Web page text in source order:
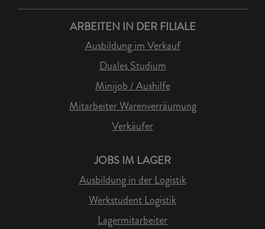
ARBEITEN IN DER FILIALE
Ausbildung im Verkauf
Duales Studium
Minijob / Aushilfe
Mitarbeiter Warenverräumung
Verkäufer
JOBS IM LAGER
Ausbildung in der Logistik
Werkstudent Logistik
Lagermitarbeiter